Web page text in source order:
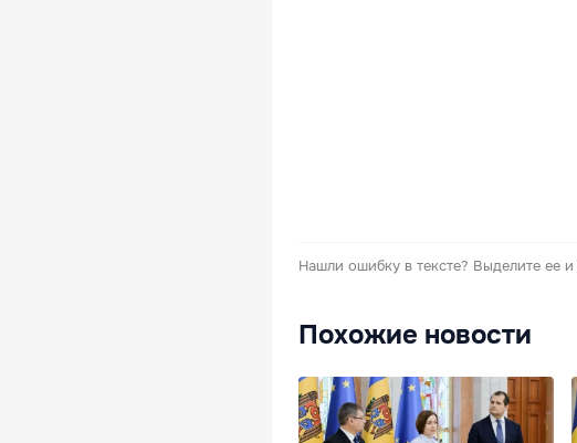
Нашли ошибку в тексте? Выделите ее
Похожие новости